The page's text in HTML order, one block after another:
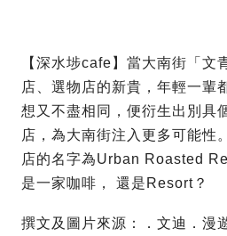
【深水埗cafe】當大南街「文
店、選物店的新貴，年輕一輩
想又不盡相同，便衍生出別具
店，為大南街注入更多可能性
店的名字為Urban Roasted
是一家咖啡， 還是Resort？
撰文及圖片來源：．文迪．漫